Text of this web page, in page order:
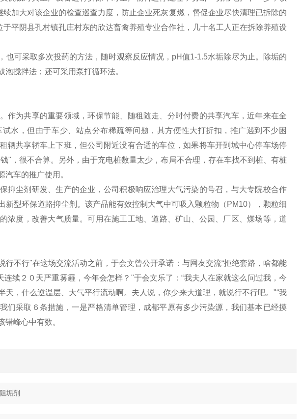
加大对该企业的检查巡查力度，防止企业死灰复燃，督促企业尽快清理已拆除的
平阴县孔村镇孔庄村东的欣达畜禽养殖专业合作社，几十名工人正在拆除养殖设
也可采取多次投药的方法，随时观察反应情况，pH值1-1.5水垢除尽为止。除垢的
搅拌法；还可采用泵打循环法。
作为共享的重要领域，环保节能、随租随走、分时付费的共享汽车，近年来在全
水，但由于车少、站点分布稀疏等问题，其方便性大打折扣，推广遇到不少困
辆共享轿车上下班，但公司附近没有合适的车位，如果将车开到城中心停车场停
"，很不合算。另外，由于充电桩数量太少，布局不合理，存在车找不到桩、有桩
车的推广使用。
抑尘剂研发、生产的企业，公司积极响应治理大气污染的号召，与大专院校合作
新型环保道路抑尘剂。该产品能有效控制大气中可吸入颗粒物（PM10），颗粒细
浓度，改善大气质量。可用在施工工地、道路、矿山、公园、厂区、煤场等，道
行不行"在这场交流活动之前，于会文曾公开承诺：与网友交流“拒绝套路，啥都能
续２０天严重雾霾，今年会怎样？"于会文乐了：“我夫人在家就这么问过我，今
，什么逆温层、大气平行流动啊。夫人说，你少来大道理，就说行不行吧。"“我
们采取６条措施，一是严格清单管理，成都平原有多少污染源，我们基本已经摸
峰心中有数。